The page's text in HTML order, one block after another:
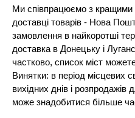
Ми співпрацюємо з кращими
доставці товарів - Нова
замовлення в найкоротші
доставка в Донецьку і
частково, список міст
Винятки: в період місцевих
вихідних днів і
може знадобитися більше